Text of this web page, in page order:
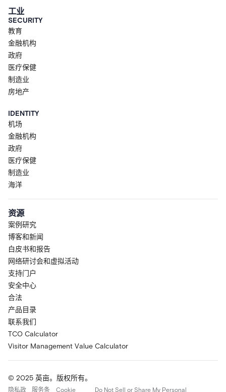
工业
SECURITY
教育
金融机构
政府
医疗保健
制造业
房地产
IDENTITY
机场
金融机构
政府
医疗保健
制造业
海洋
资源
案例研究
博客和新闻
白皮书和报告
网络研讨会和虚拟活动
支持门户
安全中心
合法
产品目录
联系我们
TCO Calculator
Visitor Management Value Calculator
© 2025 英亩。版权所有。
隐私政 服务条 Cookie Do Not Sell or Share My Personal